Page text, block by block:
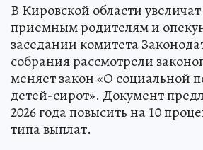
В Кировской области
приемным родителям и
заседании комитета
собрания рассмотрели
меняет закон «О социальной
детей-сирот». Документ
2026 года повысить на 10
типа выплат.